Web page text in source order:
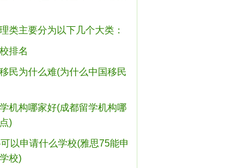
类主要分为以下几个大类：
排名
民为什么难(为什么中国移民
机构哪家好(成都留学机构哪
)
以申请什么学校(雅思75能申
校)